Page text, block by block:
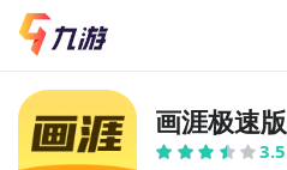
画涯极速版
3.5